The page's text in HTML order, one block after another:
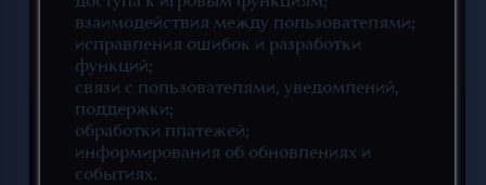
взаимодействия между пользователями;
исправления ошибок и разработки
функций;
связи с пользователями, уведомлений,
поддержки;
обработки платежей;
информирования об обновлениях и
событиях.